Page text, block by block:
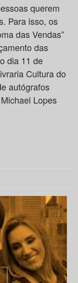
querem
Para isso, os
das Vendas”
das
dia 11 de
Cultura do
autógrafos
Lopes